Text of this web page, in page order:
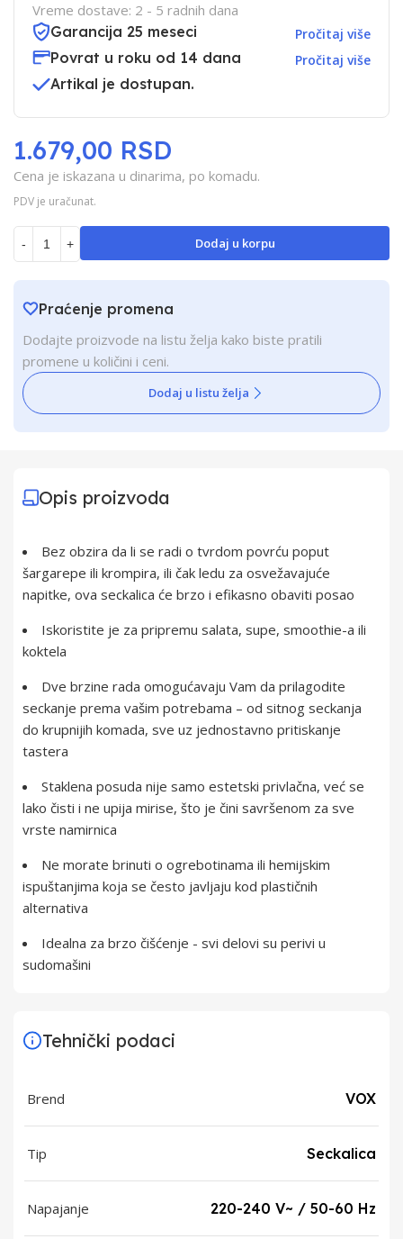
Vreme dostave: 2 - 5 radnih dana
Garancija 25 meseci
Pročitaj više
Povrat u roku od 14 dana Pročitaj više
Artikal je dostupan.
Cena je iskazana u dinarima, po komadu.
PDV je uračunat.
1.679,00 RSD
- + Dodaj u korpu
Praćenje promena
Dodajte proizvode na listu želja kako biste pratili
promene u količini i ceni.
Dodaj u listu želja
Opis proizvoda
Bez obzira da li se radi o tvrdom povrću poput
šargarepe ili krompira, ili čak ledu za osvežavajuće
napitke, ova seckalica će brzo i efikasno obaviti posao
Iskoristite je za pripremu salata, supe, smoothie-a ili
koktela
Dve brzine rada omogućavaju Vam da prilagodite
seckanje prema vašim potrebama – od sitnog seckanja
do krupnijih komada, sve uz jednostavno pritiskanje
tastera
Staklena posuda nije samo estetski privlačna, već se
lako čisti i ne upija mirise, što je čini savršenom za sve
vrste namirnica
Ne morate brinuti o ogrebotinama ili hemijskim
ispuštanjima koja se često javljaju kod plastičnih
alternativa
Idealna za brzo čišćenje - svi delovi su perivi u
sudomašini
Tehnički podaci
Brend VOX
Tip Seckalica
Napajanje 220-240 V~ / 50-60 Hz